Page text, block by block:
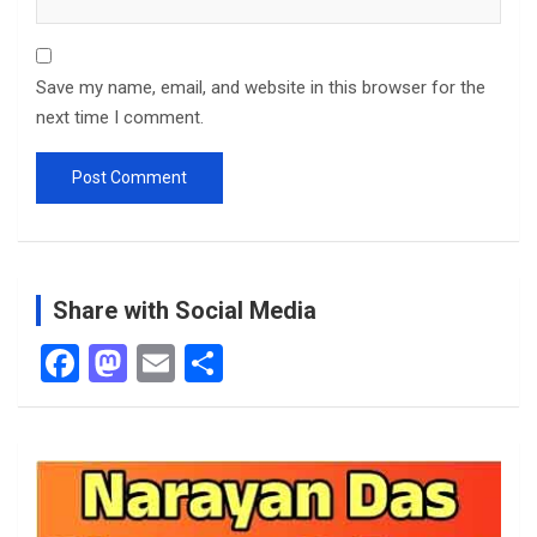
Save my name, email, and website in this browser for the
next time I comment.
Share with Social Media
F
a
b
o
M
a
o
d
E
m h
e